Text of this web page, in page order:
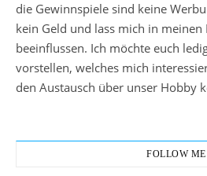
die Gewinnspiele sind keine
kein Geld und lass mich in
beeinflussen. Ich möchte euch
vorstellen, welches mich
den Austausch über unser Hobby
FOLLOW ME